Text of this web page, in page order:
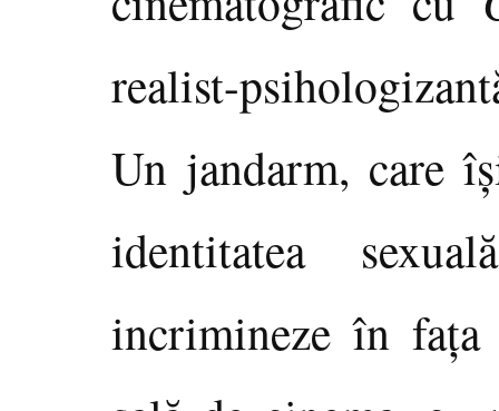
realist-
Un jandarm, care
identitatea
incrimineze în